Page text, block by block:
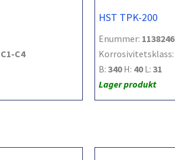
C1-C4
HST TPK-200
Enummer: 1138246
Korrosivitetsklass:
B: 340H: 40L: 31
Lager produkt